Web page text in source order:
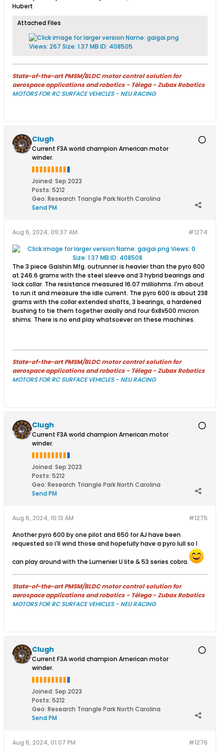
Hubert
Attached Files
State-of-the-art PMSM/BLDC motor control solution for
aerospace applications and robotics - Télega - Zubax Robotics
MOTORS FOR RC SURFACE VEHICLES - NEU RACING
Clugh
Current F3A world champion American motor
winder.
Joined: Sep 2023
Posts: 5212
Geo: Research Triangle Park North Carolina
Send PM
#1274
Aug 6, 2024, 09:37 AM
The 3 piece Gaishin Mfg. outrunner is heavier than the pyro 600
at 246.6 grams with the steel sleeve and 3 hybrid bearings and
lock collar. The resistance measured 16.07 milliohms. I'm about
to run it and measure the idle current. The pyro 600 is about 238
grams with the collar extended shafts, 3 bearings, a hardened
bushing to tie them together axially and four 6x8x500 micron
shims. There is no end play whatsoever on these machines.
State-of-the-art PMSM/BLDC motor control solution for
aerospace applications and robotics - Télega - Zubax Robotics
MOTORS FOR RC SURFACE VEHICLES - NEU RACING
Clugh
Current F3A world champion American motor
winder.
Joined: Sep 2023
Posts: 5212
Geo: Research Triangle Park North Carolina
Send PM
#1275
Aug 6, 2024, 10:13 AM
Another pyro 600 by one pilot and 650 for AJ have been
requested so i'll wind those and hopefully have a pyro lull so I
can play around with the Lumenier U lite & 53 series cobra.
State-of-the-art PMSM/BLDC motor control solution for
aerospace applications and robotics - Télega - Zubax Robotics
MOTORS FOR RC SURFACE VEHICLES - NEU RACING
Clugh
Current F3A world champion American motor
winder.
Joined: Sep 2023
Posts: 5212
Geo: Research Triangle Park North Carolina
Send PM
#1276
Aug 6, 2024, 01:07 PM